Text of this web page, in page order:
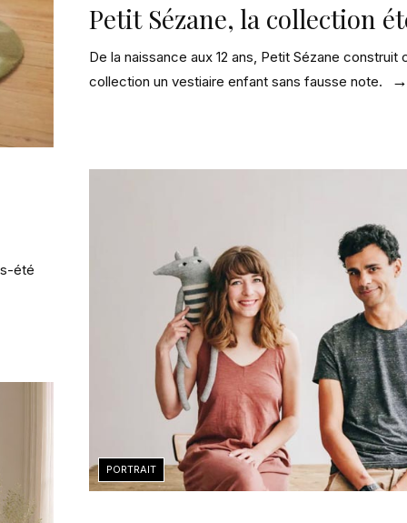
Petit Sézane, la collection
De la naissance aux 12 ans, Petit Sézane construit
collection un vestiaire enfant sans fausse note.
été